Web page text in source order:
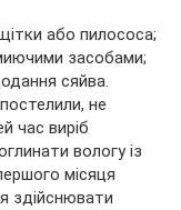
або пилососа;
засобами;
сяйва.
не
час виріб
вологу із
місяця
здійснювати